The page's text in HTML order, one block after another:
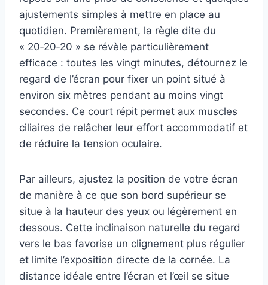
ajustements simples à mettre en place au
quotidien. Premièrement, la règle dite du
« 20‑20‑20 » se révèle particulièrement
efficace : toutes les vingt minutes, détournez le
regard de l’écran pour fixer un point situé à
environ six mètres pendant au moins vingt
secondes. Ce court répit permet aux muscles
ciliaires de relâcher leur effort accommodatif et
de réduire la tension oculaire.
Par ailleurs, ajustez la position de votre écran
de manière à ce que son bord supérieur se
situe à la hauteur des yeux ou légèrement en
dessous. Cette inclinaison naturelle du regard
vers le bas favorise un clignement plus régulier
et limite l’exposition directe de la cornée. La
distance idéale entre l’écran et l’œil se situe